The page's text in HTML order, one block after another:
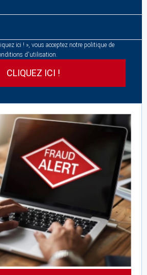
ici ! », vous acceptez notre politique de
d'utilisation.